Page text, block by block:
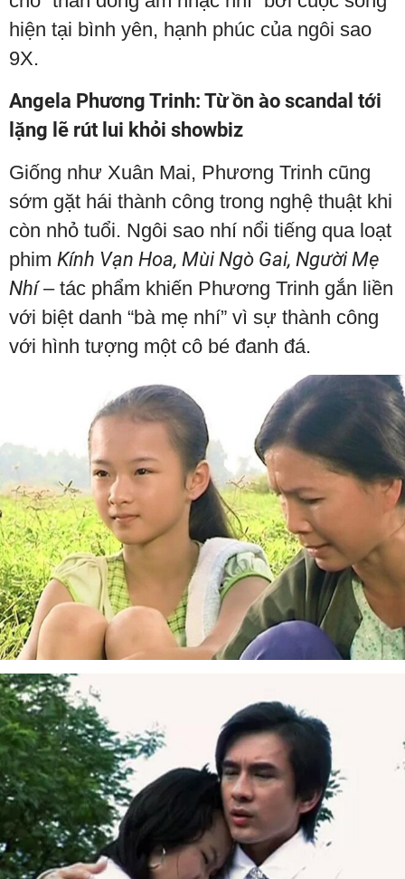
hiện tại bình yên, hạnh phúc của ngôi sao
9X.
Angela Phương Trinh: Từ ồn ào scandal tới
lặng lẽ rút lui khỏi showbiz
Giống như Xuân Mai, Phương Trinh cũng
sớm gặt hái thành công trong nghệ thuật khi
còn nhỏ tuổi. Ngôi sao nhí nổi tiếng qua loạt
phim Kính Vạn Hoa, Mùi Ngò Gai, Người Mẹ
Nhí– tác phẩm khiến Phương Trinh gắn liền
với biệt danh “bà mẹ nhí” vì sự thành công
với hình tượng một cô bé đanh đá.